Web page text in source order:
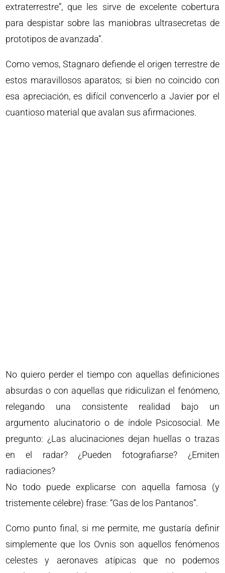
extraterrestre”, que les sirve de excelente cobertura
para despistar sobre las maniobras ultrasecretas de
prototipos de avanzada”.
Como vemos, Stagnaro defiende el origen terrestre de
estos maravillosos aparatos; si bien no coincido con
esa apreciación, es difícil convencerlo a Javier por el
cuantioso material que avalan sus afirmaciones.
No quiero perder el tiempo con aquellas definiciones
absurdas o con aquellas que ridiculizan el fenómeno,
relegando una consistente realidad bajo un
argumento alucinatorio o de índole Psicosocial. Me
pregunto: ¿Las alucinaciones dejan huellas o trazas
en el radar? ¿Pueden fotografiarse? ¿Emiten
radiaciones?
No todo puede explicarse con aquella famosa (y
tristemente célebre) frase: “Gas de los Pantanos”.
Como punto final, si me permite, me gustaría definir
simplemente que los Ovnis son aquellos fenómenos
celestes y aeronaves atípicas que no podemos